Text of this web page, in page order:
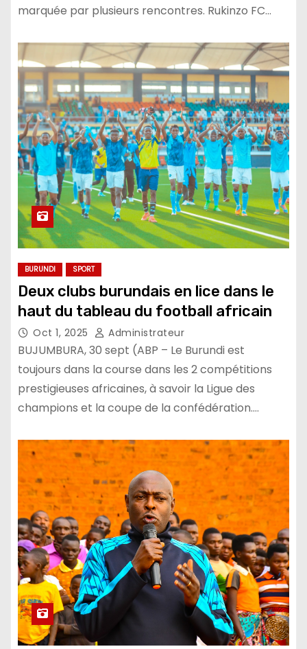
marquée par plusieurs rencontres. Rukinzo FC…
BURUNDI SPORT
Deux clubs burundais en lice dans le
haut du tableau du football africain
Oct 1, 2025 Administrateur
BUJUMBURA, 30 sept (ABP – Le Burundi est
toujours dans la course dans les 2 compétitions
prestigieuses africaines, à savoir la Ligue des
champions et la coupe de la confédération.…